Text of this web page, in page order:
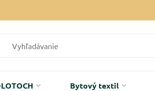
Bytový textil